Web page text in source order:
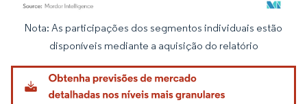
Imagem © Mordor Intelligence. O reuso requer atribuição conforme CC BY 4.0.
Nota: As participações dos segmentos individuais estão
disponíveis mediante a aquisição do relatório